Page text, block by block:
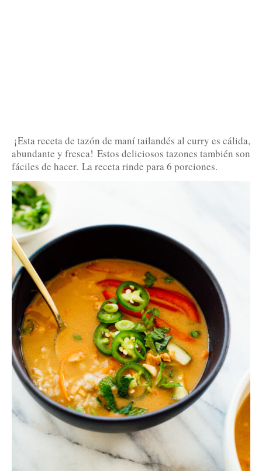
¡Esta receta de tazón de maní tailandés al curry es cálida,
abundante y fresca! Estos deliciosos tazones también son
fáciles de hacer. La receta rinde para 6 porciones.